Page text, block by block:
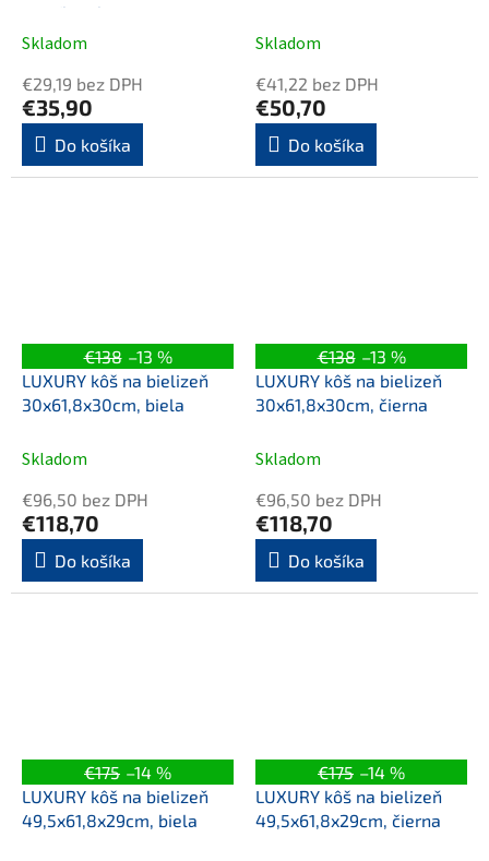
mat/bambus
Skladom
€29,19 bez DPH
€35,90
Do košíka
Skladom
€41,22 bez DPH
€50,70
Do košíka
€138 –13 %
LUXURY kôš na bielizeň
30x61,8x30cm, biela
Skladom
€96,50 bez DPH
€118,70
Do košíka
€138 –13 %
LUXURY kôš na bielizeň
30x61,8x30cm, čierna
Skladom
€96,50 bez DPH
€118,70
Do košíka
€175 –14 %
LUXURY kôš na bielizeň
49,5x61,8x29cm, biela
€175 –14 %
LUXURY kôš na bielizeň
49,5x61,8x29cm, čierna